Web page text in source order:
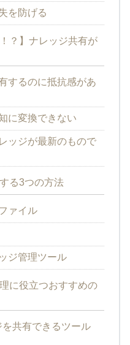
を防げる
？】ナレッジ共有が
するのに抵抗感があ
に変換できない
ッジが最新のもので
る3つの方法
ァイル
ジ管理ツール
に役立つおすすめの
共有できるツール